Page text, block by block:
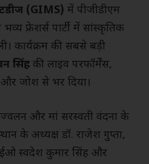
(GIMS) में पीजीडीएम
फ्रेशर्स पार्टी में सांस्कृतिक
कार्यक्रम की सबसे बड़ी
सिंह की लाइव परफॉर्मेंस,
जोश से भर दिया।
और मां सरस्वती वंदना के
के अध्यक्ष डॉ. राजेश गुप्ता,
स्वदेश कुमार सिंह और